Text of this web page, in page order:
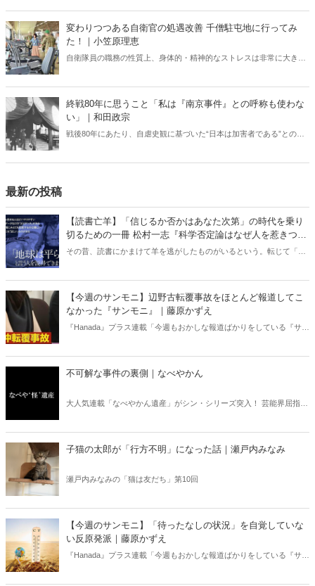
変わりつつある自衛官の処遇改善 千僧駐屯地に行ってみ
た！｜小笠原理恵
自衛隊員の職務の性質上、身体的・精神的なストレスは非常に大き
つつある現場を取材した。
終戦80年に思うこと「私は『南京事件』との呼称も使わな
い」｜和田政宗
戦後80年にあたり、自虐史観に基づいた“日本は加害者である”との番
最新の投稿
【読書亡羊】「信じるか否かはあなた次第」の時代を乗り
切るための一冊 松村一志『科学否定論はなぜ人を惹きつけ
るのか』（ちくま新書）｜梶原麻衣子
その昔、読書にかまけて羊を逃がしたものがいるという。転じて「読
ある。元月刊『Hanada』編集部員のライター・梶原がお送りする時事
書評！
【今週のサンモニ】辺野古転覆事故をほとんど報道してこ
なかった『サンモニ』｜藤原かずえ
『Hanada』プラス連載「今週もおかしな報道ばかりをしている『サン
不可解な事件の裏側｜なべやかん
大人気連載「なべやかん遺産」がシン・シリーズ突入！ 芸能界屈指の
信じるか信じないかは、あなた次第！ 芸能ニュース
子猫の太郎が「行方不明」になった話｜瀬戸内みなみ
瀬戸内みなみの「猫は友だち」第10回
【今週のサンモニ】「待ったなしの状況」を自覚していな
い反原発派｜藤原かずえ
『Hanada』プラス連載「今週もおかしな報道ばかりをしている『サン